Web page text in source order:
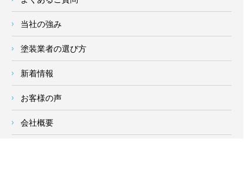
当社の強み
塗装業者の選び方
新着情報
お客様の声
会社概要